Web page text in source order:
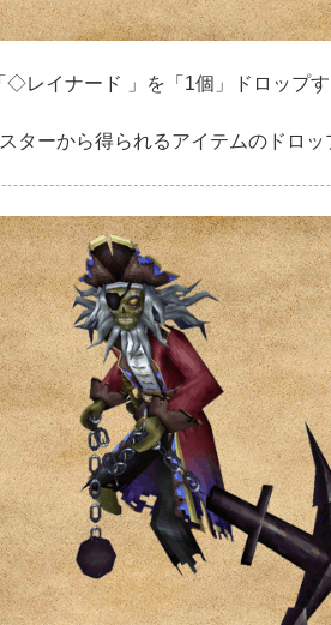
◇レイナード 」を「1個」ドロップす
ターから得られるアイテムのドロッ